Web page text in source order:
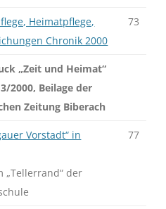
Heimatpflege,
Chronik 2000
73
„Zeit und Heimat“
2000, Beilage der
Zeitung Biberach
Vorstadt“ in
„Tellerrand“ der
77